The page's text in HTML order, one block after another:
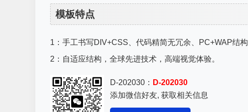
模板特点
1：手工书写DIV+CSS、代码精简无冗余、PC+WAP结构
2：自适应结构，全球先进技术，高端视觉体验。
D-202030： D-202030
添加微信好友, 获取相关信息